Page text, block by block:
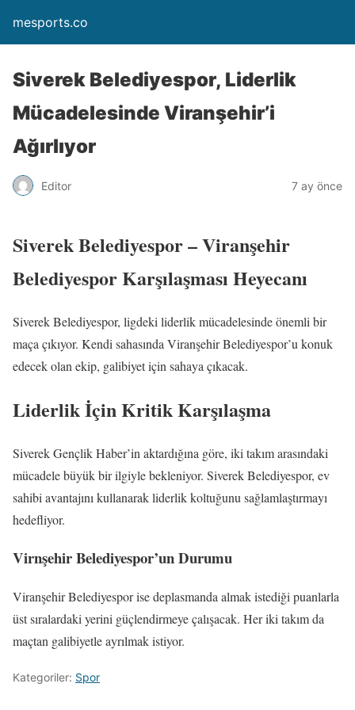
mesports.co
Siverek Belediyespor, Liderlik
Mücadelesinde Viranşehir’i
Ağırlıyor
Editor 7 ay önce
Siverek Belediyespor – Viranşehir
Belediyespor Karşılaşması Heyecanı
Siverek Belediyespor, ligdeki liderlik mücadelesinde önemli bir
maça çıkıyor. Kendi sahasında Viranşehir Belediyespor’u konuk
edecek olan ekip, galibiyet için sahaya çıkacak.
Liderlik İçin Kritik Karşılaşma
Siverek Gençlik Haber’in aktardığına göre, iki takım arasındaki
mücadele büyük bir ilgiyle bekleniyor. Siverek Belediyespor, ev
sahibi avantajını kullanarak liderlik koltuğunu sağlamlaştırmayı
hedefliyor.
Virnşehir Belediyespor’un Durumu
Viranşehir Belediyespor ise deplasmanda almak istediği puanlarla
üst sıralardaki yerini güçlendirmeye çalışacak. Her iki takım da
maçtan galibiyetle ayrılmak istiyor.
Kategoriler: Spor